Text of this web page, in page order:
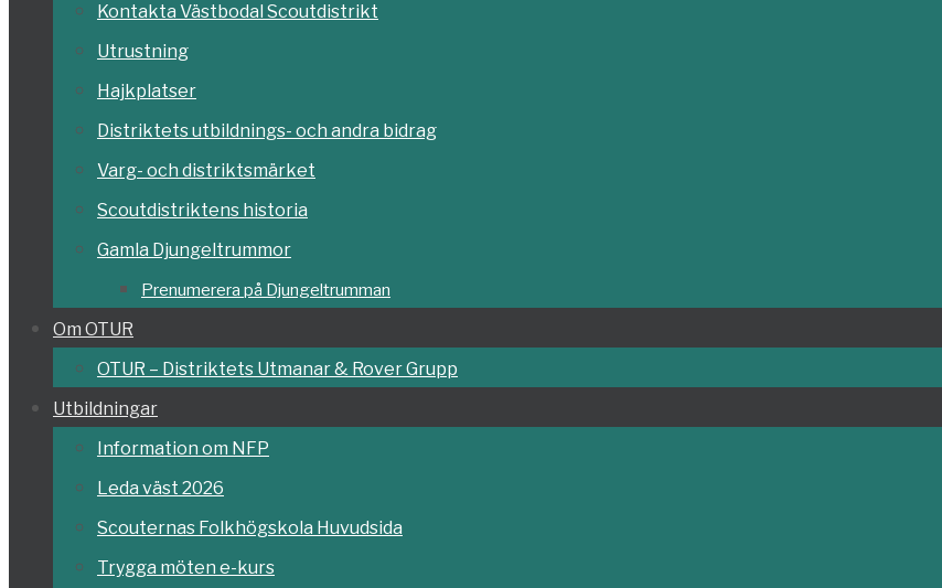
Kontakta Västbodal Scoutdistrikt
Utrustning
Hajkplatser
Distriktets utbildnings- och andra bidrag
Varg- och distriktsmärket
Scoutdistriktens historia
Gamla Djungeltrummor
Prenumerera på Djungeltrumman
Om OTUR
OTUR – Distriktets Utmanar & Rover Grupp
Utbildningar
Information om NFP
Leda väst 2026
Scouternas Folkhögskola Huvudsida
Trygga möten e-kurs